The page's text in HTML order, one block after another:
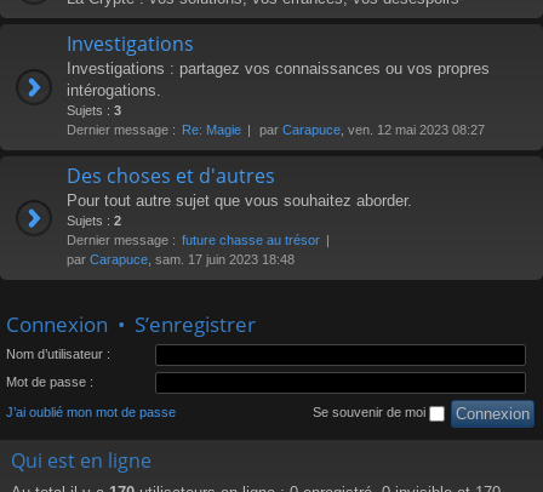
Investigations
Investigations : partagez vos connaissances ou vos propres
intérogations.
Sujets : 3
Dernier message : Re: Magie par Carapuce , ven. 12 mai 2023 08:27
Des choses et d'autres
Pour tout autre sujet que vous souhaitez aborder.
Sujets : 2
Dernier message : future chasse au trésor
par Carapuce , sam. 17 juin 2023 18:48
Connexion • S’enregistrer
Nom d’utilisateur :
Mot de passe :
J’ai oublié mon mot de passe Se souvenir de moi
Qui est en ligne